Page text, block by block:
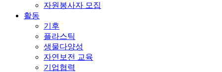
자원봉사자 모집
활동
기후
플라스틱
생물다양성
자연보전 교육
기업협력